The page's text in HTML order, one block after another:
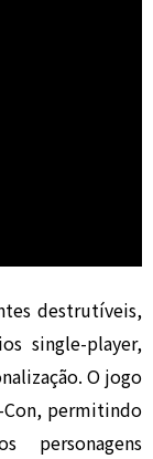
destrutíveis,
single-player,
O jogo
permitindo
personagens